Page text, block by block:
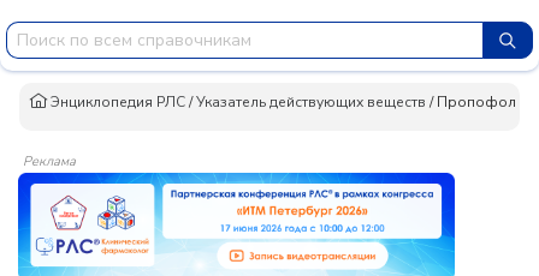
Энциклопедия РЛС/Указатель действующих веществ /Пропофол
Реклама